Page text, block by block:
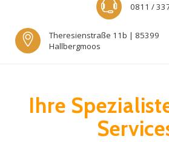
0811 /
Theresienstraße 11b | 85399
Hallbergmoos
Ihre